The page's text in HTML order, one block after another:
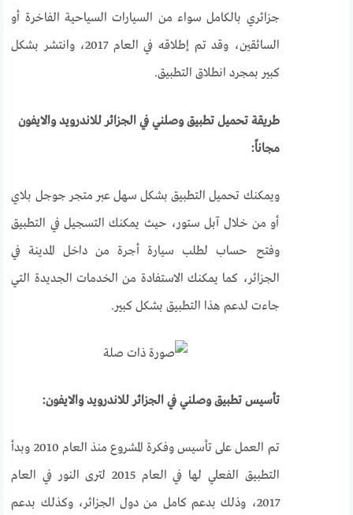
جزائري بالكامل سواء من السيارات السياحية الفاخرة أو
السائقين، وقد تم إطلاقه في العام 2017، وانتشر بشكل
كبير بمجرد انطلاق التطبيق.
طريقة تحميل تطبيق وصلني في الجزائر للاندرويد والايفون
مجاناً:
ويمكنك تحميل التطبيق بشكل سهل عبر متجر جوجل بلاي
أو من خلال آبل ستور، حيث يمكنك التسجيل في التطبيق
وفتح حساب لطلب سيارة أجرة من داخل المدينة في
الجزائر، كما يمكنك الاستفادة من الخدمات الجديدة التي
جاءت لدعم هذا التطبيق بشكل كبير.
تأسيس تطبيق وصلني في الجزائر للاندرويد والايفون:
تم العمل على تأسيس وفكرة المشروع منذ العام 2010 وبدأ
التطبيق الفعلي لها في العام 2015 لترى النور في العام
2017، وذلك بدعم كامل من دول الجزائر، وكذلك بدعم